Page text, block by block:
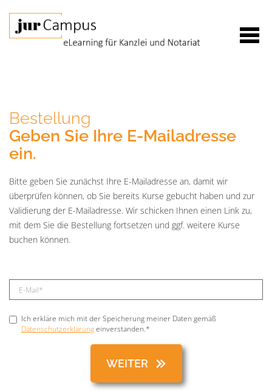
Bestellung
Geben Sie Ihre E-Mailadresse
ein.
Bitte geben Sie zunächst Ihre E-Mailadresse an, damit wir
überprüfen können, ob Sie bereits Kurse gebucht haben und zur
Validierung der E-Mailadresse. Wir schicken Ihnen einen Link zu,
mit dem Sie die Bestellung fortsetzen und ggf. weitere Kurse
buchen können.
Ich erkläre mich mit der Speicherung meiner Daten gemäß
Datenschutzerklärungeinverstanden.*